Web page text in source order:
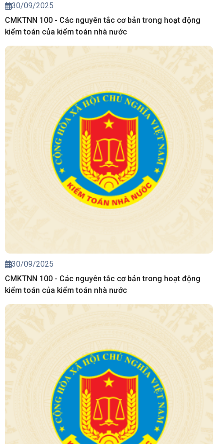
30/09/2025
CMKTNN 100 - Các nguyên tắc cơ bản trong hoạt động
kiểm toán của kiểm toán nhà nước
30/09/2025
CMKTNN 100 - Các nguyên tắc cơ bản trong hoạt động
kiểm toán của kiểm toán nhà nước